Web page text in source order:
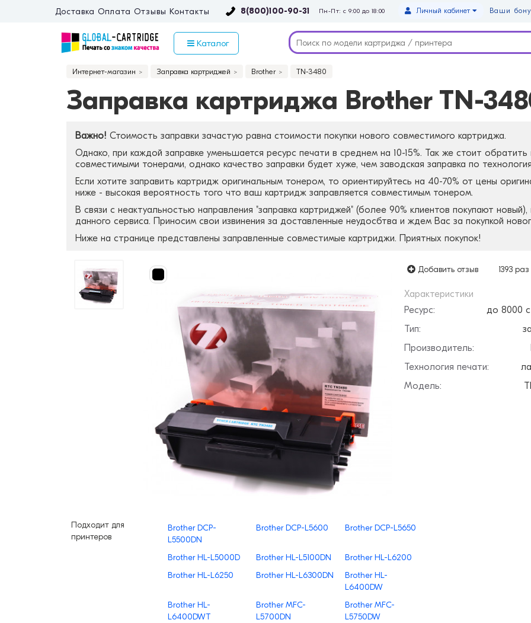
Доставка Оплата Отзывы Контакты 8(800)100-90-31 Пн-Пт: с 9:00 до 18:00 Ваши
Личный кабинет
Каталог
Интернет-магазин Заправка картриджей Brother TN-3480
Заправка картриджа Brother TN-
Важно! Стоимость заправки зачастую равна стоимости покупки нового совместимого картриджа.
Однако, при каждой заправке уменьшается ресурс печати в среднем на 10-15%. Так же стоит
совместимыми тонерами, однако качество заправки будет хуже, чем заводская заправка по
Если хотите заправить картридж оригинальным тонером, то ориентируйтесь на 40-70% от цены
ниже - высокая вероятность того что ваш картридж заправляется совместимым тонером.
В связи с неактуальностью направления "заправка картриджей" (более 90% клиентов покупают
данного сервиса. Приносим свои извинения за доставленные неудосбтва и ждем Вас за покупкой
Ниже на странице представлены заправленные совместимые картриджи. Приятных покупок!
Добавить отзыв 1393 раз
Характеристики
Ресурс:
до 8000
Тип:
Производитель:
Технология печати:
Модель:
Подходит для
принтеров
Brother DCP-
L5500DN
Brother DCP-L5600 Brother DCP-L5650
Brother HL-L5000D Brother HL-L5100DN
Brother HL-L6200
Brother HL-L6250
Brother HL-L6300DN
Brother HL-
L6400DW
Brother HL-
L6400DWT
Brother MFC-
L5700DN
Brother MFC-
L5750DW